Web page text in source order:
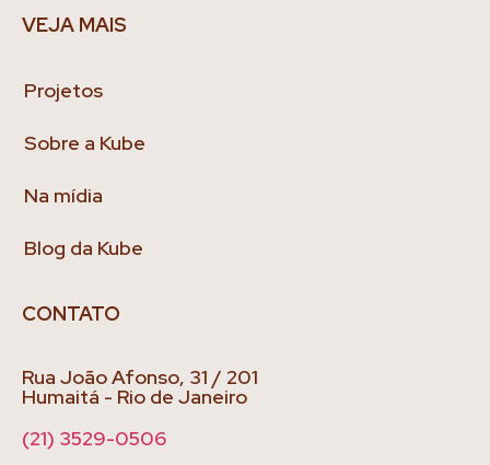
VEJA MAIS
Projetos
Sobre a Kube
Na mídia
Blog da Kube
CONTATO
Rua João Afonso, 31 / 201
Humaitá - Rio de Janeiro
(21) 3529-0506